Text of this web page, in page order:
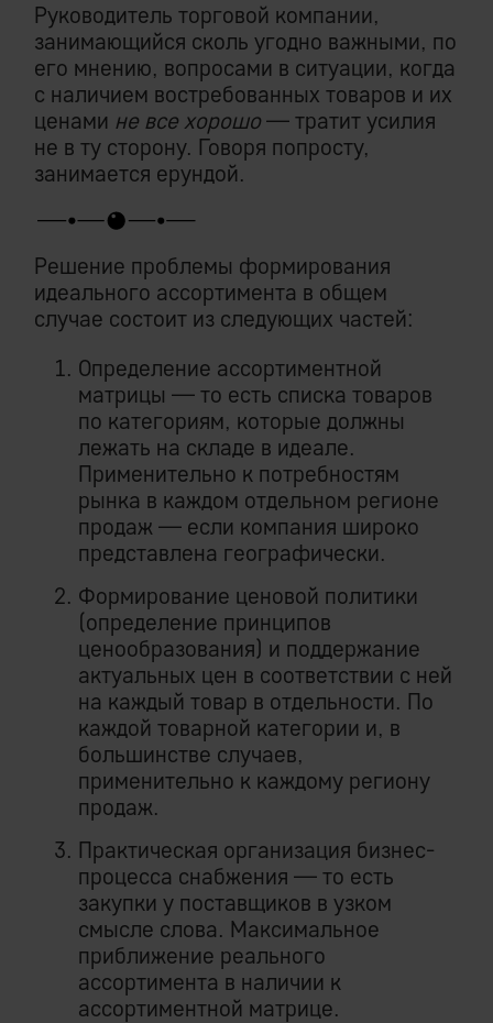
Руководитель торговой компании,
занимающийся сколь угодно важными, по
его мнению, вопросами в ситуации, когда
с наличием востребованных товаров и их
ценами не все хорошо — тратит усилия
не в ту сторону. Говоря попросту,
занимается ерундой.
Решение проблемы формирования
идеального ассортимента в общем
случае состоит из следующих частей:
Определение ассортиментной
матрицы — то есть списка товаров
по категориям, которые должны
лежать на складе в идеале.
Применительно к потребностям
рынка в каждом отдельном регионе
продаж — если компания широко
представлена географически.
Формирование ценовой политики
(определение принципов
ценообразования) и поддержание
актуальных цен в соответствии с ней
на каждый товар в отдельности. По
каждой товарной категории и, в
большинстве случаев,
применительно к каждому региону
продаж.
Практическая организация бизнес-
процесса снабжения — то есть
закупки у поставщиков в узком
смысле слова. Максимальное
приближение реального
ассортимента в наличии к
ассортиментной матрице.